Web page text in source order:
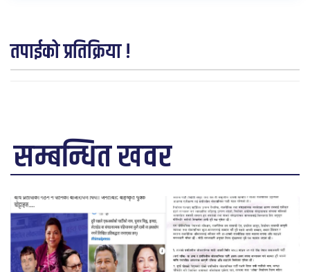
तपाईको प्रतिक्रिया !
सम्बन्धित खवर